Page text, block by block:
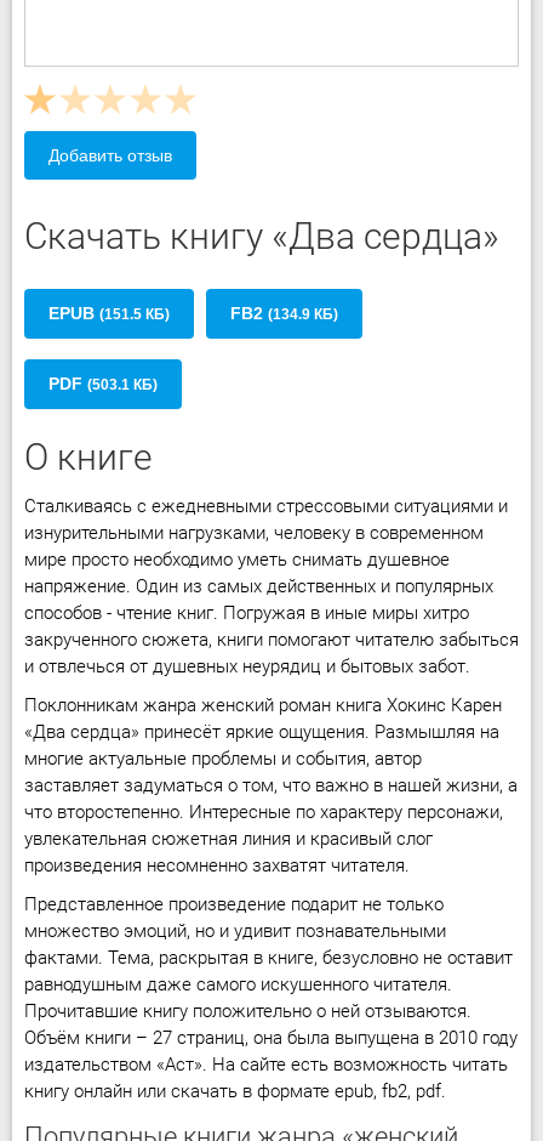
Добавить отзыв
Скачать книгу «Два сердца»
EPUB (151.5 КБ) FB2 (134.9 КБ)
PDF (503.1 КБ)
О книге
Сталкиваясь с ежедневными стрессовыми ситуациями и
изнурительными нагрузками, человеку в современном
мире просто необходимо уметь снимать душевное
напряжение. Один из самых действенных и популярных
способов - чтение книг. Погружая в иные миры хитро
закрученного сюжета, книги помогают читателю забыться
и отвлечься от душевных неурядиц и бытовых забот.
Поклонникам жанра женский роман книга Хокинс Карен
«Два сердца» принесёт яркие ощущения. Размышляя на
многие актуальные проблемы и события, автор
заставляет задуматься о том, что важно в нашей жизни, а
что второстепенно. Интересные по характеру персонажи,
увлекательная сюжетная линия и красивый слог
произведения несомненно захватят читателя.
Представленное произведение подарит не только
множество эмоций, но и удивит познавательными
фактами. Тема, раскрытая в книге, безусловно не оставит
равнодушным даже самого искушенного читателя.
Прочитавшие книгу положительно о ней отзываются.
Объём книги – 27 страниц, она была выпущена в 2010 году
издательством «Аст». На сайте есть возможность читать
книгу онлайн или скачать в формате epub, fb2, pdf.